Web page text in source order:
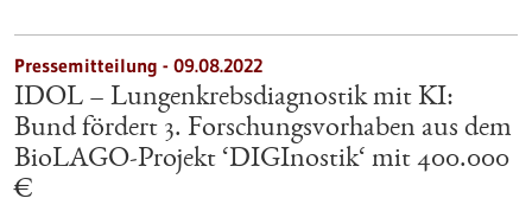
Pressemitteilung - 09.08.2022
IDOL – Lungenkrebsdiagnostik mit KI:
Bund fördert 3. Forschungsvorhaben aus dem
BioLAGO-Projekt ‘DIGInostik‘ mit 400.000
€